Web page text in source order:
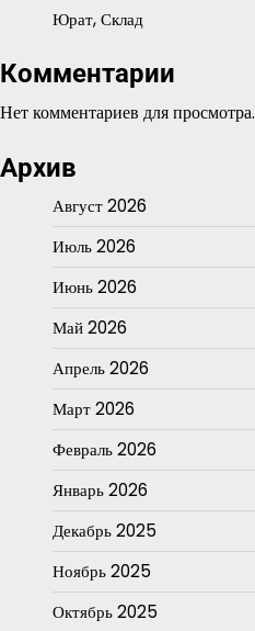
Юрат, Склад
Комментарии
Нет комментариев для просмотра.
Архив
Август 2026
Июль 2026
Июнь 2026
Май 2026
Апрель 2026
Март 2026
Февраль 2026
Январь 2026
Декабрь 2025
Ноябрь 2025
Октябрь 2025